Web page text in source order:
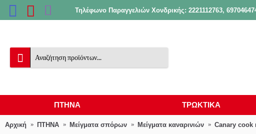
Τηλέφωνο Παραγγελιών Χονδρικής: 2221112763,
ΠΤΗΝΑ ΤΡΩΚΤΙΚΑ
Αρχική ΠΤΗΝΑ Μείγματα σπόρων Μείγματα καναρινιών Canary cook